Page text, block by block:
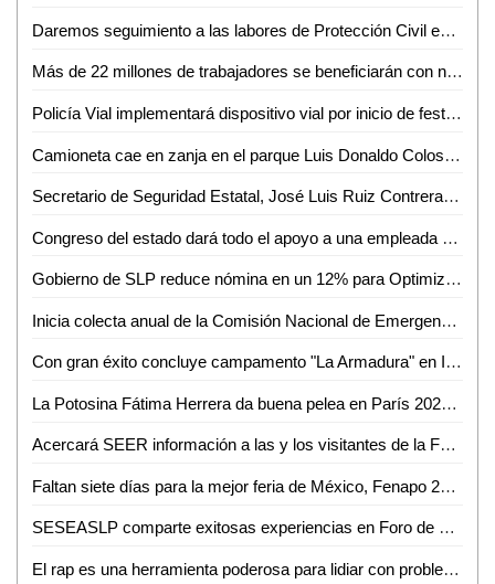
Daremos seguimiento a las labores de Protección Civil en Ciudad Valles: Luis Arturo Salvador
Más de 22 millones de trabajadores se beneficiarán con nuevo plan de vivienda: AMLO
Policía Vial implementará dispositivo vial por inicio de festividades en el Barrio de Tlaxcala
Camioneta cae en zanja en el parque Luis Donaldo Colosio de Valles
Secretario de Seguridad Estatal, José Luis Ruiz Contreras, se reúne con cámaras empresariales de San Luis Potosí
Congreso del estado dará todo el apoyo a una empleada que denunció que fue víctima del robo de su tarjeta de débito al dejar su bolsa en una oficina
Gobierno de SLP reduce nómina en un 12% para Optimizar Recursos
Inicia colecta anual de la Comisión Nacional de Emergencia en Ciudad Valles
Con gran éxito concluye campamento "La Armadura" en Iglesia Presbiteriana Divino Redentor
La Potosina Fátima Herrera da buena pelea en París 2024, pero no le alcanza
Acercará SEER información a las y los visitantes de la Fenapo 2024
Faltan siete días para la mejor feria de México, Fenapo 2024
SESEASLP comparte exitosas experiencias en Foro de Mejora Regulatoria
El rap es una herramienta poderosa para lidiar con problemas cotidianos: W Valle